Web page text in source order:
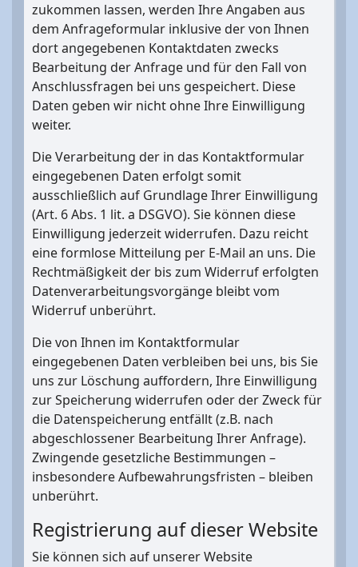
zukommen lassen, werden Ihre Angaben aus
dem Anfrageformular inklusive der von Ihnen
dort angegebenen Kontaktdaten zwecks
Bearbeitung der Anfrage und für den Fall von
Anschlussfragen bei uns gespeichert. Diese
Daten geben wir nicht ohne Ihre Einwilligung
weiter.
Die Verarbeitung der in das Kontaktformular
eingegebenen Daten erfolgt somit
ausschließlich auf Grundlage Ihrer Einwilligung
(Art. 6 Abs. 1 lit. a DSGVO). Sie können diese
Einwilligung jederzeit widerrufen. Dazu reicht
eine formlose Mitteilung per E-Mail an uns. Die
Rechtmäßigkeit der bis zum Widerruf erfolgten
Datenverarbeitungsvorgänge bleibt vom
Widerruf unberührt.
Die von Ihnen im Kontaktformular
eingegebenen Daten verbleiben bei uns, bis Sie
uns zur Löschung auffordern, Ihre Einwilligung
zur Speicherung widerrufen oder der Zweck für
die Datenspeicherung entfällt (z.B. nach
abgeschlossener Bearbeitung Ihrer Anfrage).
Zwingende gesetzliche Bestimmungen –
insbesondere Aufbewahrungsfristen – bleiben
unberührt.
Registrierung auf dieser Website
Sie können sich auf unserer Website